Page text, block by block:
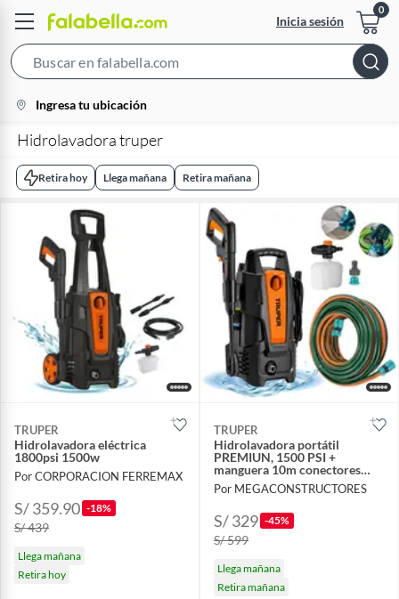
Inicia sesión
Bar
location-
icon
Ingresa tu ubicación
Hidrolavadora truper
Retira hoy Llega mañana Retira mañana
TRUPER
Hidrolavadora eléctrica
1800psi 1500w
Por CORPORACION FERREMAX
S/ 359.90 -18%
S/ 439
Llega mañana
Retira hoy
TRUPER
Hidrolavadora portátil
PREMIUN, 1500 PSI +
manguera 10m conectores
click
Por MEGACONSTRUCTORES
S/ 329 -45%
S/ 599
Llega mañana
Retira mañana